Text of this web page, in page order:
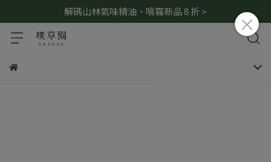
解碼山林氣味精油、噴霧新品 8 折 >